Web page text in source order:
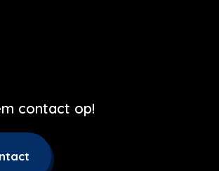
contact op!